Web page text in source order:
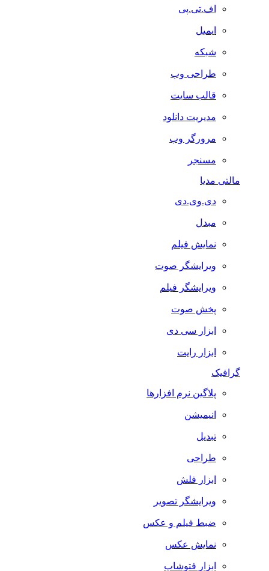
اف.تی.پی
ایمیل
شبکه
طراحی وب
قالب سایت
مدیریت دانلود
مرورگر وب
مسنجر
مالتی مدیا
دی.وی.دی
مبدل
نمایش فیلم
ویرایشگر صوت
ویرایشگر فیلم
پخش صوت
ابزار سی دی
ابزار رایت
گرافیک
پلاگین نرم افزارها
انیمیشن
تبدیل
طراحی
ابزار فلش
ویرایشگر تصویر
ضبط فيلم و عكس
نمایش عکس
ابزار فتوشاپ